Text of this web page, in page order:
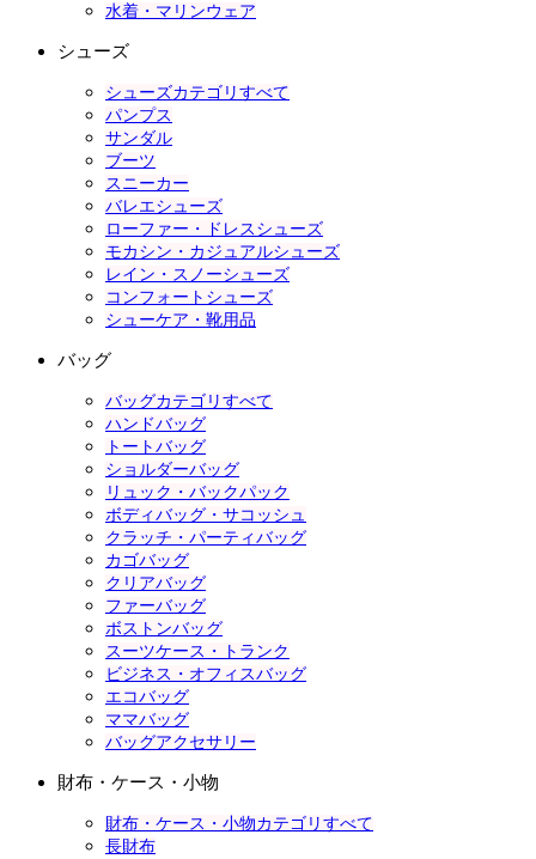
水着・マリンウェア
シューズ
シューズカテゴリすべて
パンプス
サンダル
ブーツ
スニーカー
バレエシューズ
ローファー・ドレスシューズ
モカシン・カジュアルシューズ
レイン・スノーシューズ
コンフォートシューズ
シューケア・靴用品
バッグ
バッグカテゴリすべて
ハンドバッグ
トートバッグ
ショルダーバッグ
リュック・バックパック
ボディバッグ・サコッシュ
クラッチ・パーティバッグ
カゴバッグ
クリアバッグ
ファーバッグ
ボストンバッグ
スーツケース・トランク
ビジネス・オフィスバッグ
エコバッグ
ママバッグ
バッグアクセサリー
財布・ケース・小物
財布・ケース・小物カテゴリすべて
長財布